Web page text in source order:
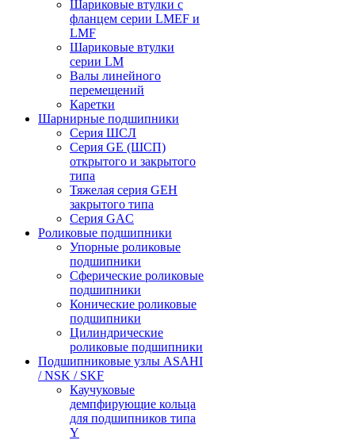
Шариковые втулки с
фланцем серии LMEF и
LMF
Шариковые втулки
серии LM
Валы линейного
перемещений
Каретки
Шарнирные подшипники
Cерия ШСЛ
Серия GE (ШСП)
открытого и закрытого
типа
Тяжелая серия GEH
закрытого типа
Серия GAC
Роликовые подшипники
Упорные роликовые
подшипники
Сферические роликовые
подшипники
Конические роликовые
подшипники
Цилиндрические
роликовые подшипники
Подшипниковые узлы ASAHI
/ NSK / SKF
Каучуковые
демпфирующие кольца
для подшипников типа
Y